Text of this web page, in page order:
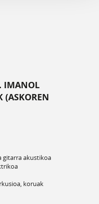
IMANOL
(ASKOREN
gitarra akustikoa
koruak